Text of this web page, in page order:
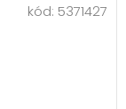
kód: 5371427